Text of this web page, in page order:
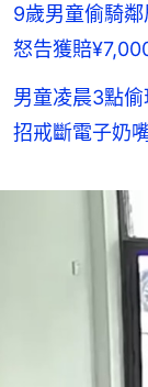
9歲男童偷騎
怒告獲賠
男童凌晨3點
招戒斷電子奶